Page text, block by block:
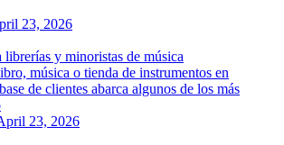
23, 2026
y minoristas de música
música o tienda de instrumentos en
de clientes abarca algunos de los más
23, 2026